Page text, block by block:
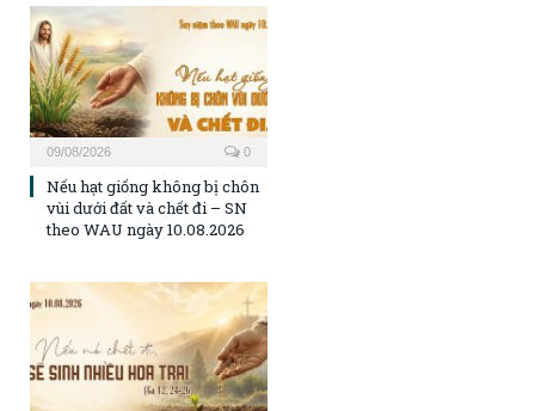
09/08/2026 0
Nếu hạt giống không bị chôn
vùi dưới đất và chết đi – SN
theo WAU ngày 10.08.2026